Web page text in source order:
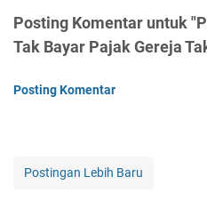
Posting Komentar untuk
Tak Bayar Pajak Gereja
Posting Komentar
Postingan Lebih Baru